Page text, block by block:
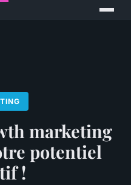
marketing
potentiel
!